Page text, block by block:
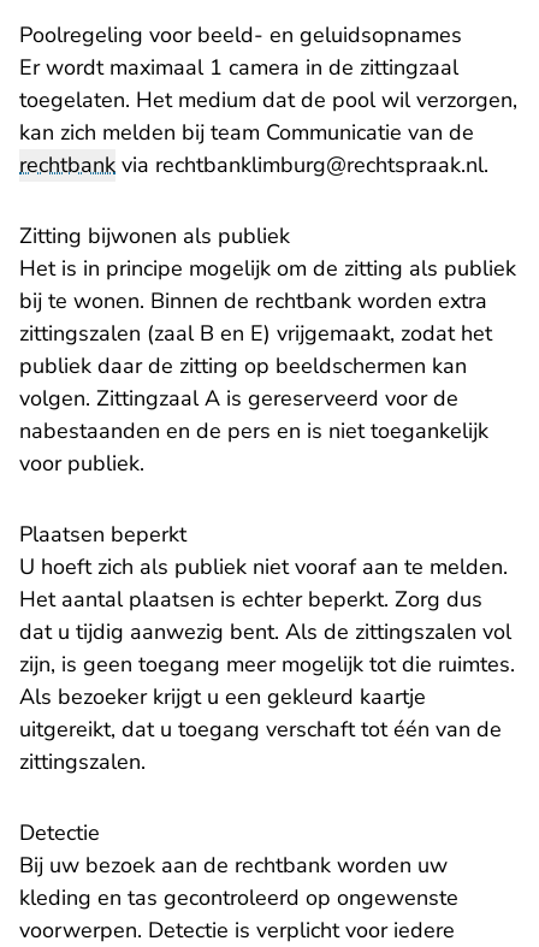
Poolregeling voor beeld- en geluidsopnames
Er wordt maximaal 1 camera in de zittingzaal
toegelaten. Het medium dat de pool wil verzorgen,
kan zich melden bij team Communicatie van de
rechtbank via rechtbanklimburg@rechtspraak.nl- U
.
Zitting bijwonen als publiek
Het is in principe mogelijk om de zitting als publiek
bij te wonen. Binnen de rechtbank worden extra
zittingszalen (zaal B en E) vrijgemaakt, zodat het
publiek daar de zitting op beeldschermen kan
volgen. Zittingzaal A is gereserveerd voor de
nabestaanden en de pers en is niet toegankelijk
voor publiek.
Plaatsen beperkt
U hoeft zich als publiek niet vooraf aan te melden.
Het aantal plaatsen is echter beperkt. Zorg dus
dat u tijdig aanwezig bent. Als de zittingszalen vol
zijn, is geen toegang meer mogelijk tot die ruimtes.
Als bezoeker krijgt u een gekleurd kaartje
uitgereikt, dat u toegang verschaft tot één van de
zittingszalen.
Detectie
Bij uw bezoek aan de rechtbank worden uw
kleding en tas gecontroleerd op ongewenste
voorwerpen. Detectie is verplicht voor iedere